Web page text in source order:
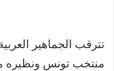
تترقب الجماهير